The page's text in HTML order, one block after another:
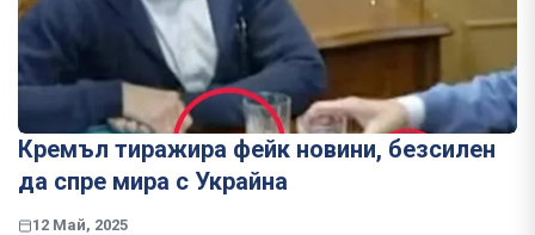
Кремъл тиражира фейк новини, безсилен
да спре мира с Украйна
12 Май, 2025